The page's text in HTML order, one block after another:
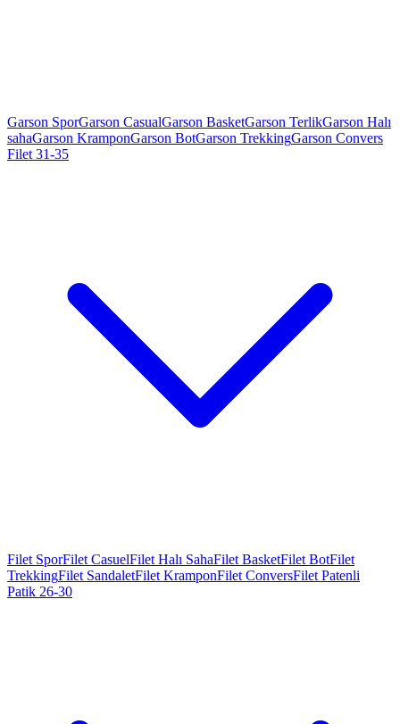
Garson SporGarson CasualGarson BasketGarson TerlikGarson Halı
sahaGarson KramponGarson BotGarson TrekkingGarson Convers
Filet 31-35
Filet SporFilet CasuelFilet Halı SahaFilet BasketFilet BotFilet
TrekkingFilet SandaletFilet KramponFilet ConversFilet Patenli
Patik 26-30